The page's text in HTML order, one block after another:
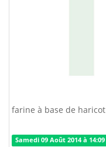
farine à base de
Samedi 09 Août 2014 à 14:09